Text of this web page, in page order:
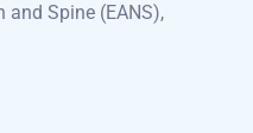
Spine (EANS),